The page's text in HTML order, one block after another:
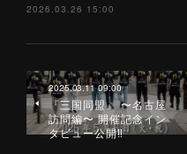
2026.03.26 15:00
2025.03.11 09:00
『三国同盟』 〜名古屋
訪問編〜 開催記念イン
タビュー公開‼